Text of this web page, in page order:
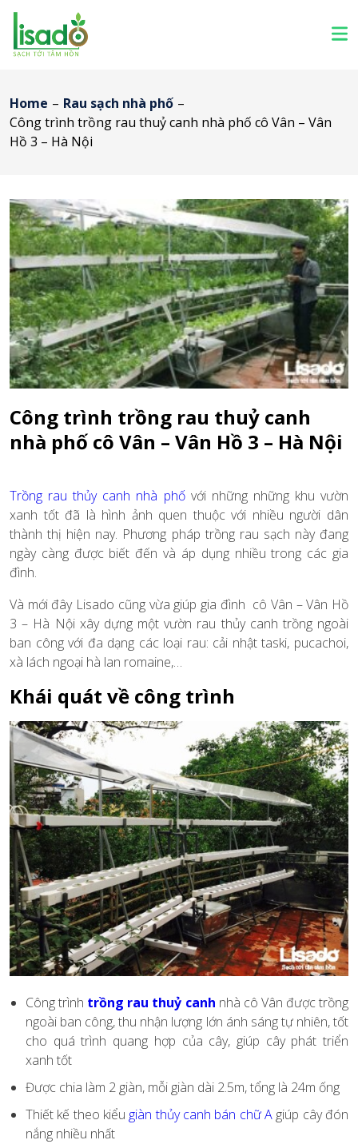
Home – Rau sạch nhà phố –
Công trình trồng rau thuỷ canh nhà phố cô Vân – Vân
Hồ 3 – Hà Nội
Công trình trồng rau thuỷ canh
nhà phố cô Vân – Vân Hồ 3 – Hà Nội
Trồng rau thủy canh nhà phốvới những những khu vườn
xanh tốt đã là hình ảnh quen thuộc với nhiều người dân
thành thị hiện nay. Phương pháp trồng rau sạch này đang
ngày càng được biết đến và áp dụng nhiều trong các gia
đình.
Và mới đây Lisado cũng vừa giúp gia đình cô Vân – Vân Hồ
3 – Hà Nội xây dựng một vườn rau thủy canh trồng ngoài
ban công với đa dạng các loại rau: cải nhật taski, pucachoi,
xà lách ngoại hà lan romaine,…
Khái quát về công trình
Công trình trồng rau thuỷ canh nhà cô Vân được trồng
ngoài ban công, thu nhận lượng lớn ánh sáng tự nhiên, tốt
cho quá trình quang hợp của cây, giúp cây phát triển
xanh tốt
Được chia làm 2 giàn, mỗi giàn dài 2.5m, tổng là 24m ống
Thiết kế theo kiểu giàn thủy canh bán chữ A giúp cây đón
nắng nhiều nhất